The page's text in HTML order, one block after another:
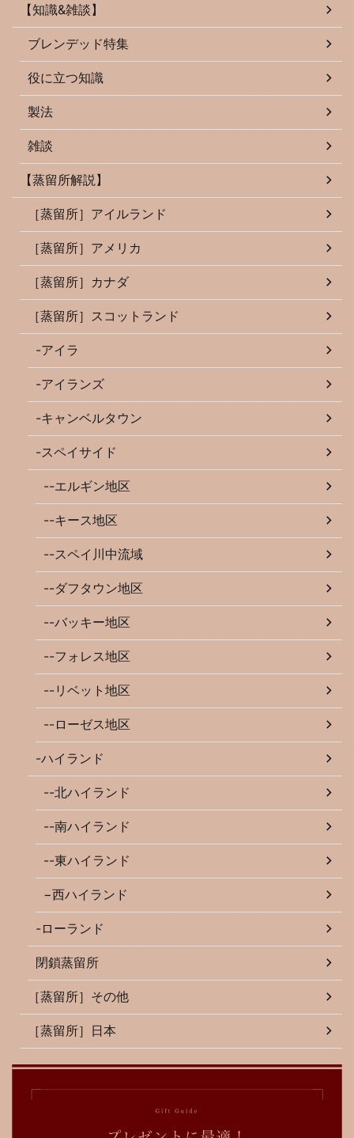
【知識&雑談】
ブレンデッド特集
役に立つ知識
製法
雑談
【蒸留所解説】
［蒸留所］アイルランド
［蒸留所］アメリカ
［蒸留所］カナダ
［蒸留所］スコットランド
-アイラ
-アイランズ
-キャンベルタウン
-スペイサイド
--エルギン地区
--キース地区
--スペイ川中流域
--ダフタウン地区
--バッキー地区
--フォレス地区
--リベット地区
--ローゼス地区
-ハイランド
--北ハイランド
--南ハイランド
--東ハイランド
−西ハイランド
-ローランド
閉鎖蒸留所
［蒸留所］その他
［蒸留所］日本